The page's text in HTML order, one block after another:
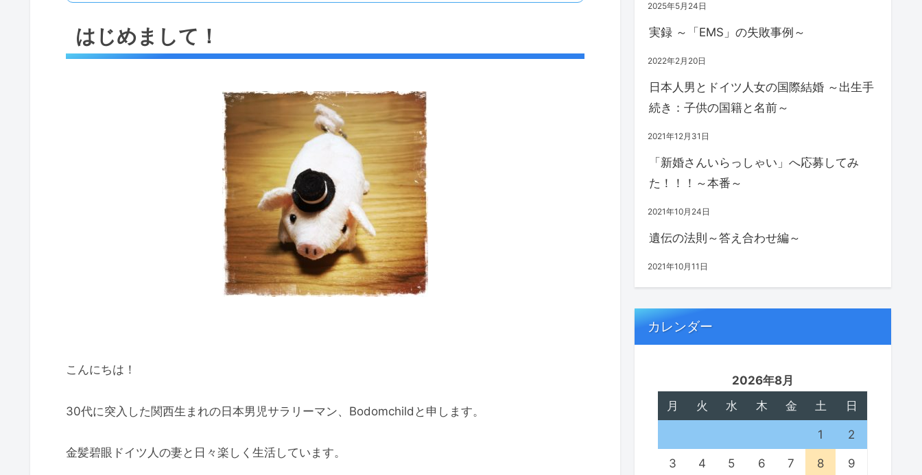
はじめまして！
こんにちは！
30代に突入した関西生まれの日本男児サラリーマン、Bodomchildと申します。
金髪碧眼ドイツ人の妻と日々楽しく生活しています。
2025年5月24日
実録 ～「EMS」の失敗事例～
2022年2月20日
日本人男とドイツ人女の国際結婚 ～出生手
続き：子供の国籍と名前～
2021年12月31日
「新婚さんいらっしゃい」へ応募してみ
た！！！～本番～
2021年10月24日
遺伝の法則～答え合わせ編～
2021年10月11日
カレンダー
2026年8月
月
火 水 木 金 土 日
1 2
3 4 5 6 7 8 9